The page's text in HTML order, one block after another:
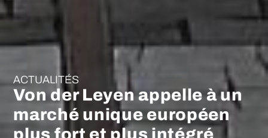
ACTUALITÉS
Von der Leyen appelle à un
marché unique européen
plus fort et plus intégré